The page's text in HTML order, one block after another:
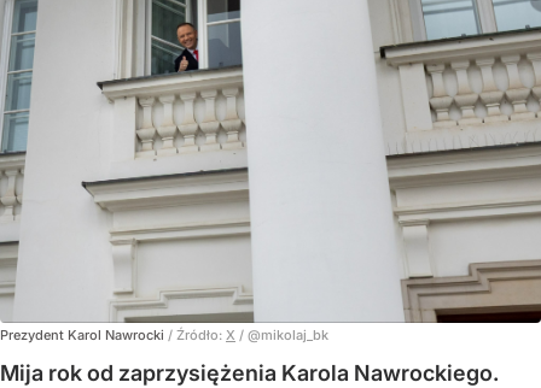
Prezydent Karol Nawrocki / Źródło: X / @mikolaj_bk
Mija rok od zaprzysiężenia Karola Nawrockiego.